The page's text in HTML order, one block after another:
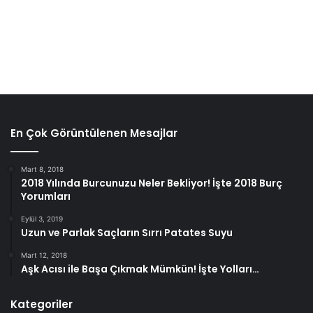
Enflamasyon belirtileri olmayan bir kitle, kanser olduğu
anlamına gelebilir.
Karın ağrısının nedenini belirlemede sağlık öyküsü ve fizik
En Çok Görüntülenen Mesajlar
Mart 8, 2018
2018 Yılında Burcunuzu Neler Bekliyor! İşte 2018 Burç
Yorumları
Eylül 3, 2019
Uzun ve Parlak Saçların Sırrı Patates Suyu
Mart 12, 2018
Aşk Acısı ile Başa Çıkmak Mümkün! İşte Yolları…
Kategoriler